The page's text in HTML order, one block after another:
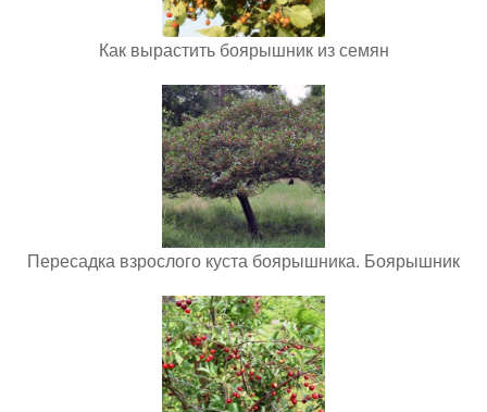
Как вырастить боярышник из семян
Пересадка взрослого куста боярышника. Боярышник